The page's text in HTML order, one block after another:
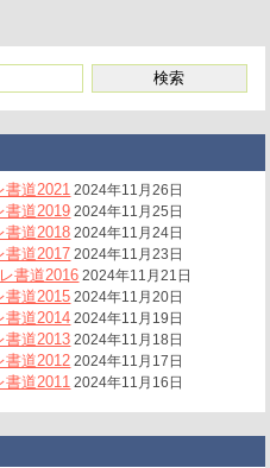
道2021 2024年11月26日
書道2019 2024年11月25日
書道2018 2024年11月24日
書道2017 2024年11月23日
書道2016 2024年11月21日
書道2015 2024年11月20日
書道2014 2024年11月19日
書道2013 2024年11月18日
書道2012 2024年11月17日
道2011 2024年11月16日